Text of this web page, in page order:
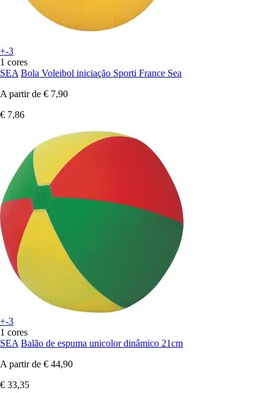
+-3
1 cores
SEA Bola Voleibol iniciação Sporti France Sea
A partir de € 7,90
€ 7,86
+-3
1 cores
SEA Balão de espuma unicolor dinâmico 21cm
A partir de € 44,90
€ 33,35